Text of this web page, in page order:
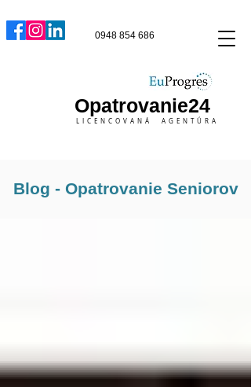
Opatrovanie24
LICENCOVANÁ AGENTÚRA
0948 854 686
Blog - Opatrovanie Seniorov